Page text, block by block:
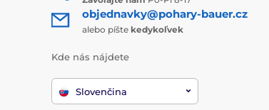
objednavky@pohary-bauer.cz
alebo píšte kedykoľvek
Kde nás nájdete
Slovenčina